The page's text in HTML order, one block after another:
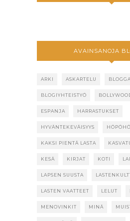
AVAINSANOJA
ARKI ASKARTELU
BLOGIYHTEISTYÖ
ESPANJA HARRASTUKSET
HYVÄNTEKEVÄISYYS
KAKSI PIENTÄ LASTA
KESÄ KIRJAT KOTI
LAPSEN SUUSTA
LASTEN VAATTEET LELUT
MENOVINKIT MINÄ